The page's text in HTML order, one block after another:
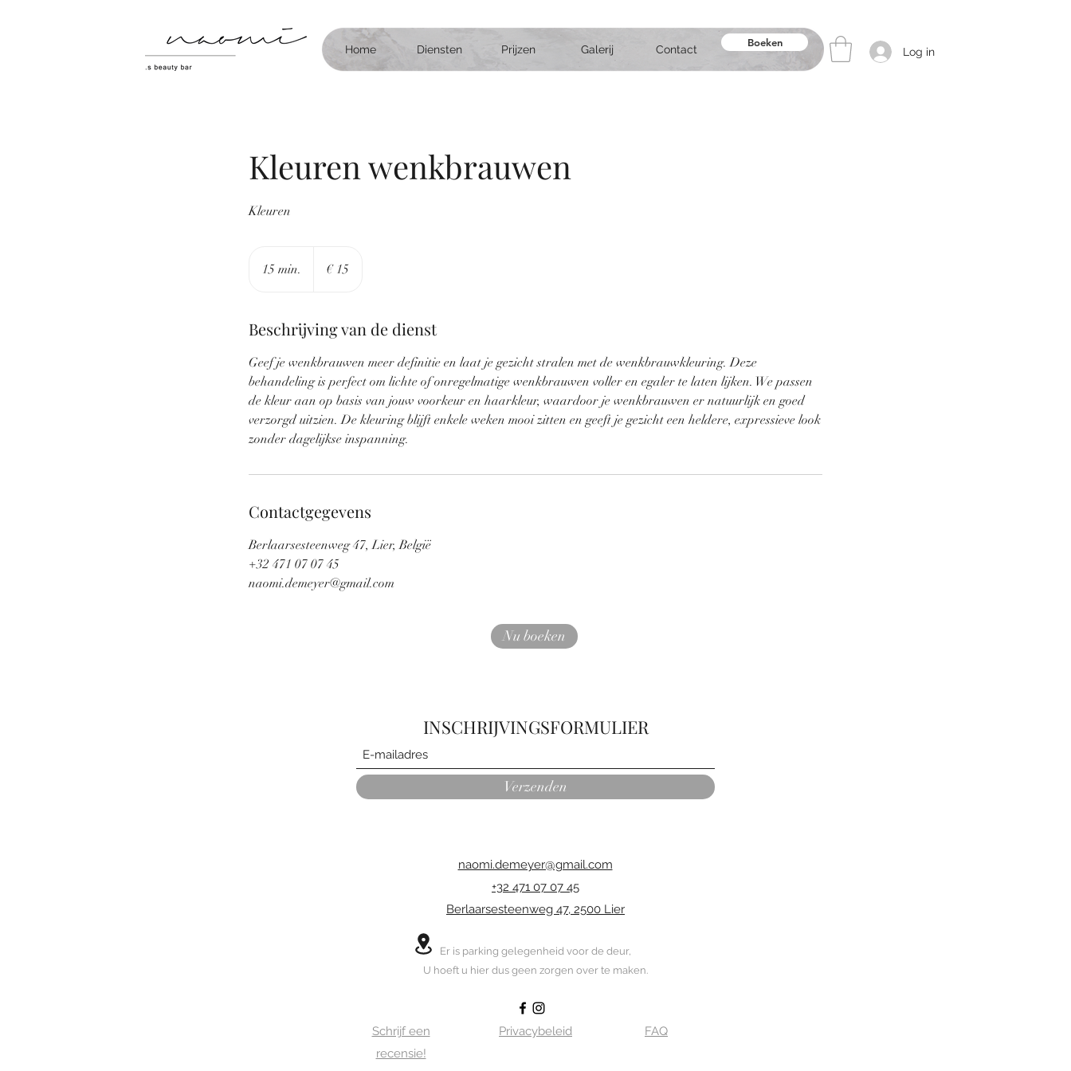
Home Diensten Prijzen Galerij Contact
Boeken
Log in
Kleuren wenkbrauwen
Kleuren
15 min.
i
.
€ 15
Beschrijving van de dienst
Geef je wenkbrauwen meer definitie en laat je gezicht stralen met de wenkbrauwkleuring. Deze
behandeling is perfect om lichte of onregelmatige wenkbrauwen voller en egaler te laten lijken. We passen
de kleur aan op basis van jouw voorkeur en haarkleur, waardoor je wenkbrauwen er natuurlijk en goed
verzorgd uitzien. De kleuring blijft enkele weken mooi zitten en geeft je gezicht een heldere, expressieve look
zonder dagelijkse inspanning.
Contactgegevens
Berlaarsesteenweg 47, Lier, België
+32 471 07 07 45
naomi.demeyer@gmail.com
Nu boeken
INSCHRIJVINGSFORMULIER
Verzenden
naomi.demeyer@gmail.com
+32 471 07 07 45
Berlaarsesteenweg 47, 2500 Lier
Er is parking gelegenheid voor de deur,
U hoeft u hier dus geen zorgen over te maken.
Schrijf een
recensie!
Privacybeleid FAQ